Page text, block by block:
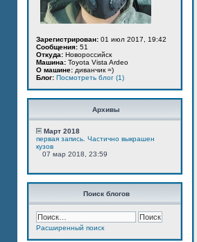
Зарегистрирован: 01 июл 2017, 19:42
Сообщения: 51
Откуда: Новороссийск
Машина: Toyota Vista Ardeo
О машине: диванчик =)
Блог: Посмотреть блог (1)
Архивы
Март 2018
первая запись. Частично выкрашен
кузов
07 мар 2018, 23:59
Поиск блогов
Расширенный поиск